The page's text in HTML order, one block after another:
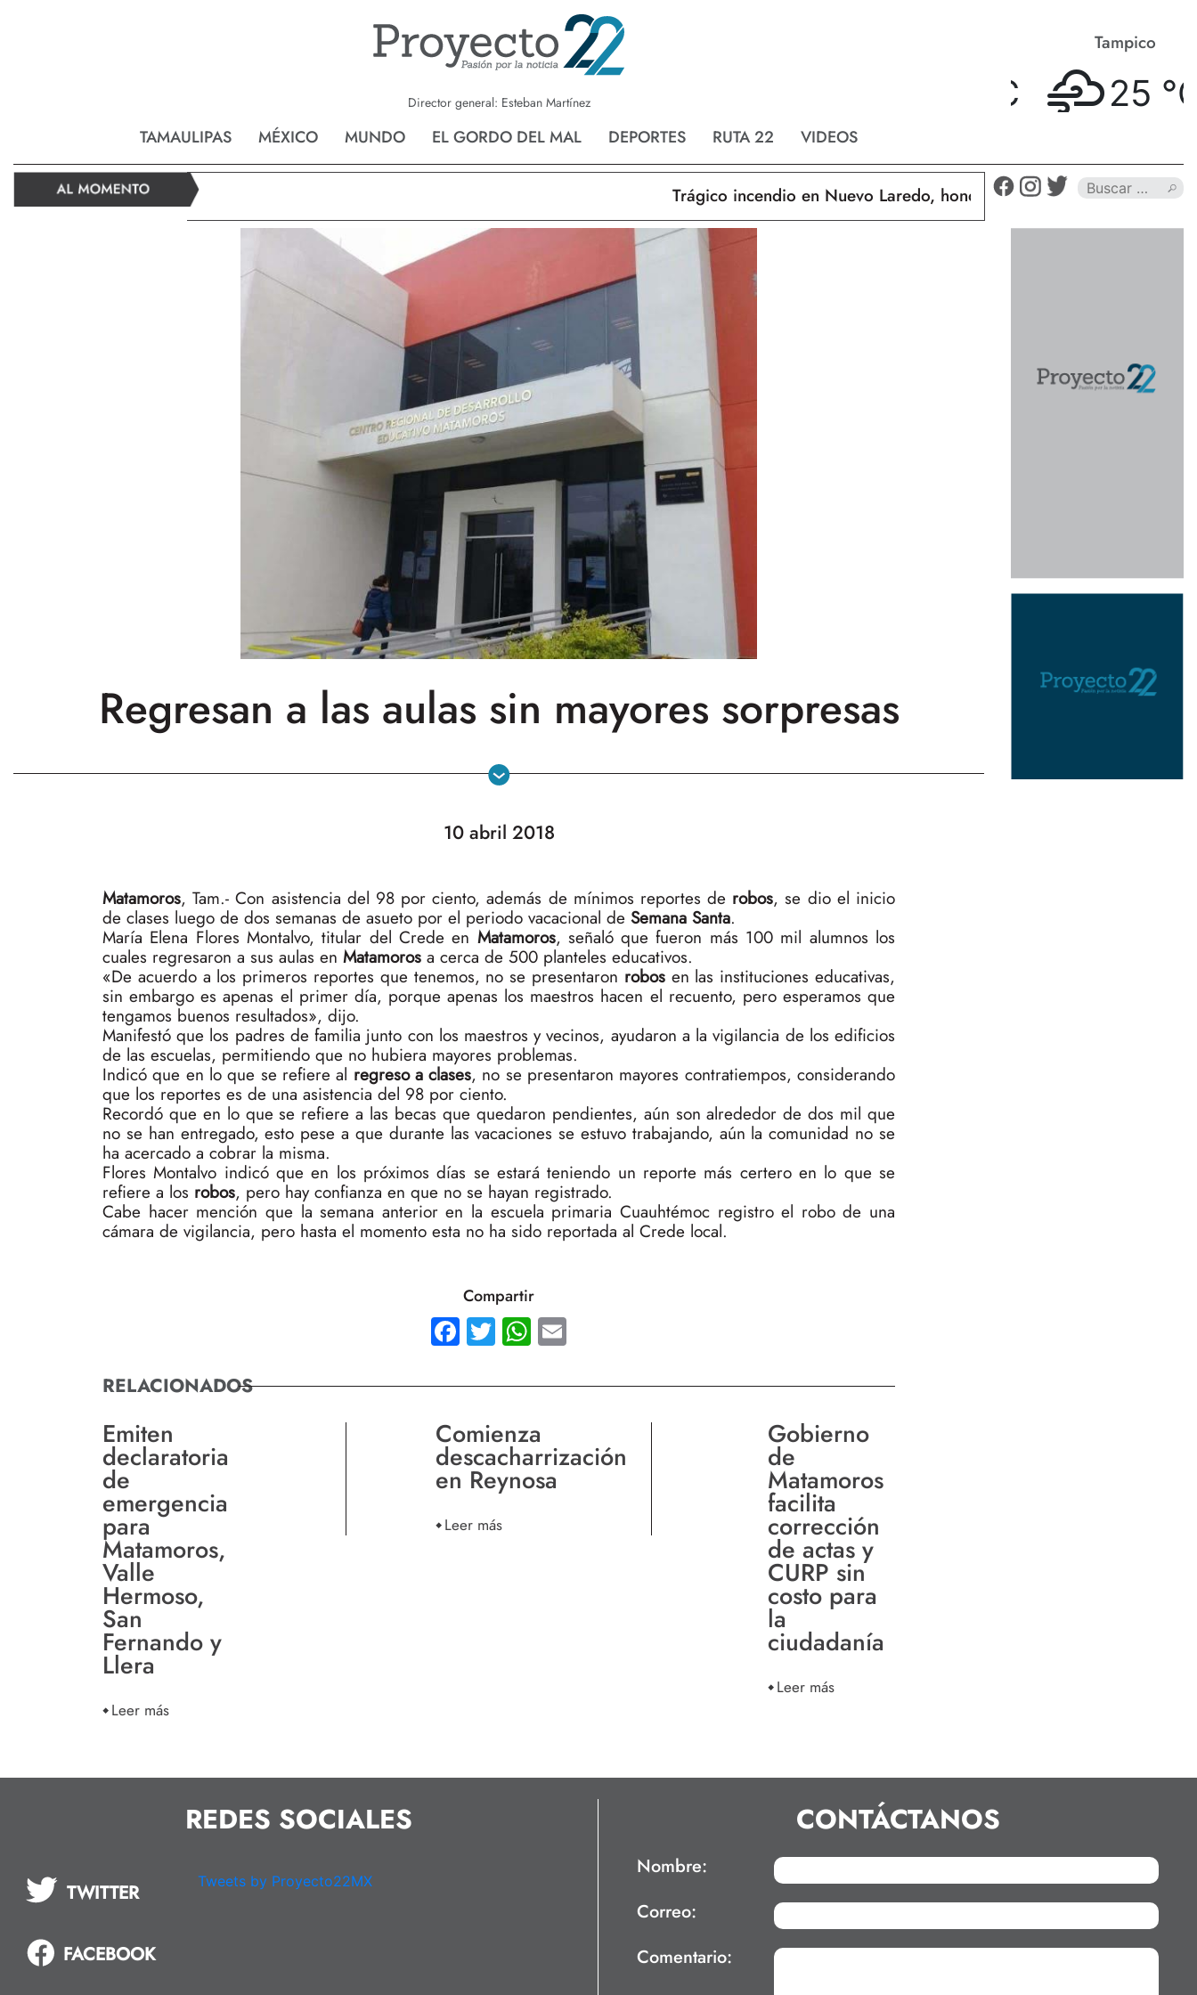
Director general: Esteban Martínez
TAMAULIPAS MÉXICO MUNDO EL GORDO DEL MAL DEPORTES RUTA 22 VIDEOS
Reynosa Nvo. Laredo Tampico
25 °C
Trágico incendio en Nuevo Laredo, hondureño muere calcinado
Regresan a las aulas sin mayores sorpresas
10 abril 2018
Matamoros, Tam.- Con asistencia del 98 por ciento, además de mínimos reportes de robos, se dio el inicio
de clases luego de dos semanas de asueto por el periodo vacacional de Semana Santa.
María Elena Flores Montalvo, titular del Crede en Matamoros, señaló que fueron más 100 mil alumnos los
cuales regresaron a sus aulas en Matamoros a cerca de 500 planteles educativos.
«De acuerdo a los primeros reportes que tenemos, no se presentaron robosen las instituciones educativas,
sin embargo es apenas el primer día, porque apenas los maestros hacen el recuento, pero esperamos que
tengamos buenos resultados», dijo.
Manifestó que los padres de familia junto con los maestros y vecinos, ayudaron a la vigilancia de los edificios
de las escuelas, permitiendo que no hubiera mayores problemas.
Indicó que en lo que se refiere al regreso a clases, no se presentaron mayores contratiempos, considerando
que los reportes es de una asistencia del 98 por ciento.
Recordó que en lo que se refiere a las becas que quedaron pendientes, aún son alrededor de dos mil que
no se han entregado, esto pese a que durante las vacaciones se estuvo trabajando, aún la comunidad no se
ha acercado a cobrar la misma.
Flores Montalvo indicó que en los próximos días se estará teniendo un reporte más certero en lo que se
refiere a los robos, pero hay confianza en que no se hayan registrado.
Cabe hacer mención que la semana anterior en la escuela primaria Cuauhtémoc registro el robo de una
cámara de vigilancia, pero hasta el momento esta no ha sido reportada al Crede local.
Compartir
Facebook
TwitterWhatsApp
RELACIONADOS
Emiten
declaratoria
de
emergencia
para
Matamoros,
Valle
Hermoso,
San
Fernando y
Llera
Leer más
Comienza
descacharrización
en Reynosa
Leer más
Gobierno
de
Matamoros
facilita
corrección
de actas y
CURP sin
costo para
la
ciudadanía
Leer más
REDES SOCIALES
TWITTER
FACEBOOK
Tweets by Proyecto22MX
CONTÁCTANOS
Nombre:
Correo:
Comentario: